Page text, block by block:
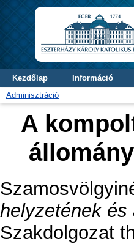
Kezdőlap Információ
Adminisztráció
A
helyzetének és
Szakdolgozat